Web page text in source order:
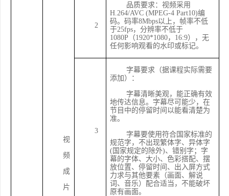
视
频
成
片
2
品质要求：视频采用
H.264/AVC (MPEG-4 Part10)编
码。码率8Mbps以上，帧率不低
于25fps，分辨率不低于
1080P（1920*1080，16:9），无
任何影响观看的水印或标记。
3
字幕要求（据课程实际需要
添加）：
字幕清晰美观，能正确有效
地传达信息。字幕尽可能少，在
节目中的停留时间以能看清楚为
准。
字幕要使用符合国家标准的
规范字，不出现繁体字、异体字
(国家规定的除外)、错别字；字
幕的字体、大小、色彩搭配、摆
放位置、停留时间、出入屏方式
力求与其他要素（画面、解说
词、音乐）配合适当，不能破坏
原有画面。